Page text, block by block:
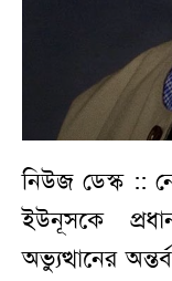
নিউজ ডেস্ক ::
ইউনূসকে
অভ্যুত্থানের